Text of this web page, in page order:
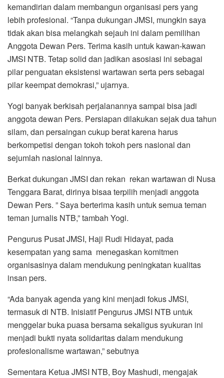
kemandirian dalam membangun organisasi pers yang
lebih profesional. “Tanpa dukungan JMSI, mungkin saya
tidak akan bisa melangkah sejauh ini dalam pemilihan
Anggota Dewan Pers. Terima kasih untuk kawan-kawan
JMSI NTB. Tetap solid dan jadikan asosiasi ini sebagai
pilar penguatan eksistensi wartawan serta pers sebagai
pilar keempat demokrasi,” ujarnya.
Yogi banyak berkisah perjalanannya sampai bisa jadi
anggota dewan Pers. Persiapan dilakukan sejak dua tahun
silam, dan persaingan cukup berat karena harus
berkompetisi dengan tokoh tokoh pers nasional dan
sejumlah nasional lainnya.
Berkat dukungan JMSI dan rekan rekan wartawan di Nusa
Tenggara Barat, dirinya bisaa terpilih menjadi anggota
Dewan Pers. ” Saya berterima kasih untuk semua teman
teman jurnalis NTB,” tambah Yogi.
Pengurus Pusat JMSI, Haji Rudi Hidayat, pada
kesempatan yang sama menegaskan komitmen
organisasinya dalam mendukung peningkatan kualitas
insan pers.
“Ada banyak agenda yang kini menjadi fokus JMSI,
termasuk di NTB. Inisiatif Pengurus JMSI NTB untuk
menggelar buka puasa bersama sekaligus syukuran ini
menjadi bukti nyata solidaritas dalam mendukung
profesionalisme wartawan,” sebutnya
Sementara Ketua JMSI NTB, Boy Mashudi, mengajak